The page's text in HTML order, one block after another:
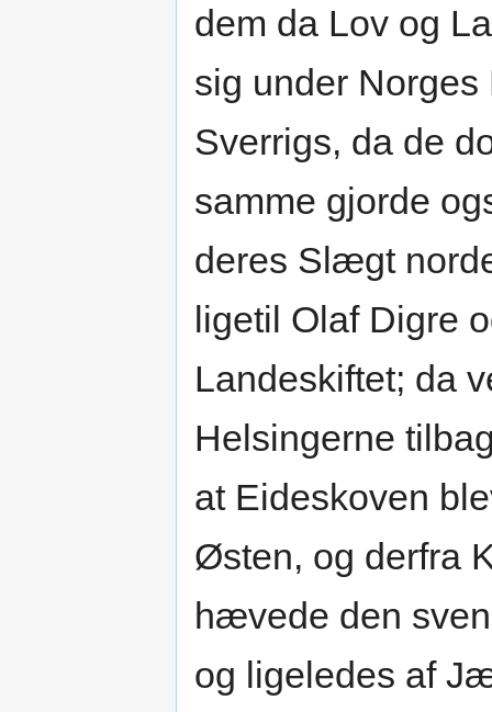
dem da Lov og
sig under
Sverrigs, da de
samme gjorde
deres Slægt
ligetil Olaf Digre
Landeskiftet; da
Helsingerne
at Eideskoven
Østen, og derfra
hævede den
og ligeledes af